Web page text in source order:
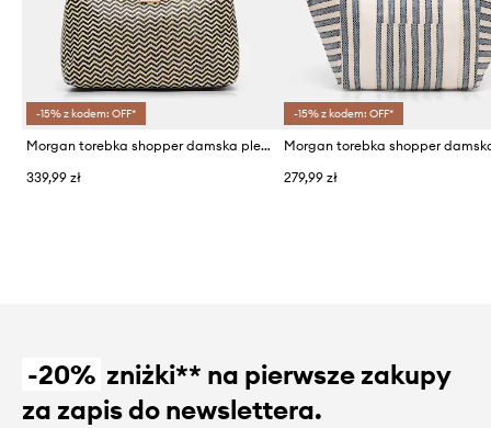
-15% z kodem: OFF*
Morgan torebka shopper damska pleciona 2ALIZ
339,99 zł
-15% z kodem: OFF*
279,99 zł
-20% zniżki** na pierwsze zakupy
za zapis do newslettera.